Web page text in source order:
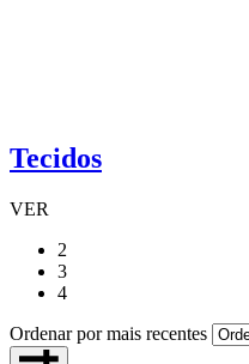
Tecidos
VER
2
3
4
Ordenar por mais recentes